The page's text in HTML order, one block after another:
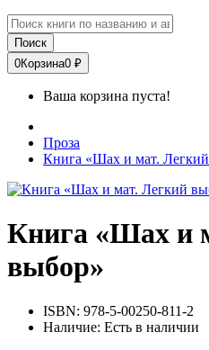
Поиск
0Корзина0 ₽
Ваша корзина пуста!
Проза
Книга «Шах и мат.
Книга «Шах и
выбор»
ISBN: 978-5-00250-811-2
Наличие: Есть в наличии